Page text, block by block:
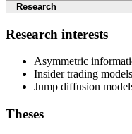
Research
Research interests
Asymmetric
Insider trading models
Jump diffusion
Theses